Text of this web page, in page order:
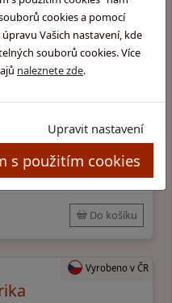
cookies a pomocí
Vašich nastavení, kde
souborů cookies. Více
naleznete zde.
Upravit nastavení
s použitím cookies
Vyrobeno v ČR
kůže, béžový, jedno
5 990Kč
Do košíku
Vyrobeno v ČR